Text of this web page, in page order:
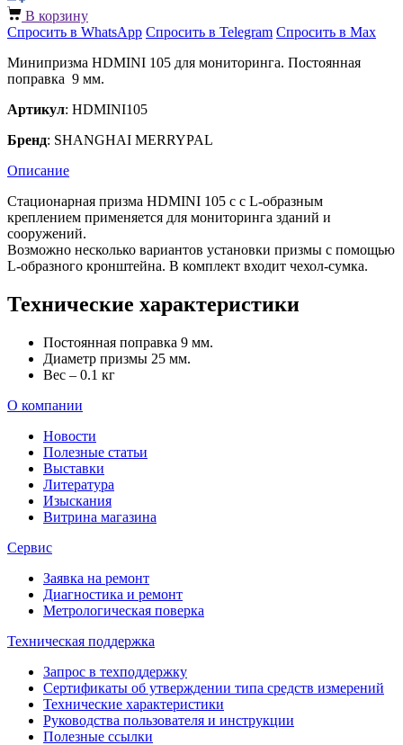
В корзину
Спросить в WhatsApp Спросить в Telegram Спросить в Max
Минипризма НDMINI 105 для мониторинга. Постоянная
поправка 9 мм.
Артикул: НDMINI105
Бренд: SHANGHAI MERRYPAL
Описание
Стационарная призма HDMINI 105 с с L-образным
креплением применяется для мониторинга зданий и
сооружений.
Возможно несколько вариантов установки призмы с помощью
L-образного кронштейна. В комплект входит чехол-сумка.
Технические характеристики
Постоянная поправка 9 мм.
Диаметр призмы 25 мм.
Вес – 0.1 кг
О компании
Новости
Полезные статьи
Выставки
Литература
Изыскания
Витрина магазина
Сервис
Заявка на ремонт
Диагностика и ремонт
Метрологическая поверка
Техническая поддержка
Запрос в техподдержку
Сертификаты об утверждении типа средств измерений
Технические характеристики
Руководства пользователя и инструкции
Полезные ссылки